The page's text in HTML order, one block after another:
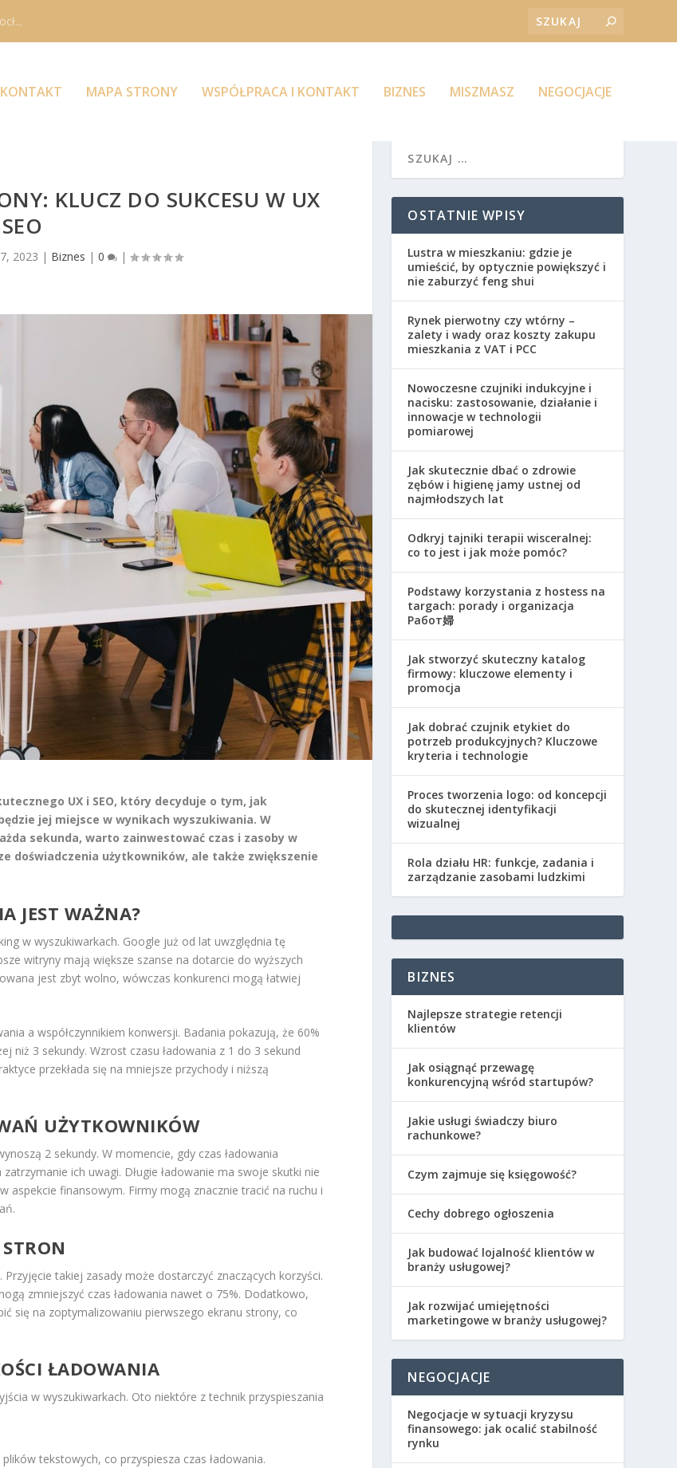
KONTAKT MAPA STRONY WSPÓŁPRACA I KONTAKT BIZNES MISZMASZ NEGOCJACJE
KLUCZ DO SUKCESU W UX
2023 | Biznes | 0 |
UX i SEO, który decyduje o tym, jak
jej miejsce w wynikach wyszukiwania. W
sekunda, warto zainwestować czas i zasoby w
doświadczenia użytkowników, ale także zwiększenie
JEST WAŻNA?
w wyszukiwarkach. Google już od lat uwzględnia tę
witryny mają większe szanse na dotarcie do wyższych
jest zbyt wolno, wówczas konkurenci mogą łatwiej
a współczynnikiem konwersji. Badania pokazują, że 60%
niż 3 sekundy. Wzrost czasu ładowania z 1 do 3 sekund
przekłada się na mniejsze przychody i niższą
UŻYTKOWNIKÓW
2 sekundy. W momencie, gdy czas ładowania
ich uwagi. Długie ładowanie ma swoje skutki nie
finansowym. Firmy mogą znacznie tracić na ruchu i
takiej zasady może dostarczyć znaczących korzyści.
zmniejszyć czas ładowania nawet o 75%. Dodatkowo,
się na zoptymalizowaniu pierwszego ekranu strony, co
ŁADOWANIA
w wyszukiwarkach. Oto niektóre z technik przyspieszania
tekstowych, co przyspiesza czas ładowania.
OSTATNIE WPISY
Lustra w mieszkaniu: gdzie je
umieścić, by optycznie powiększyć i
nie zaburzyć feng shui
Rynek pierwotny czy wtórny –
zalety i wady oraz koszty zakupu
mieszkania z VAT i PCC
Nowoczesne czujniki indukcyjne i
nacisku: zastosowanie, działanie i
innowacje w technologii
pomiarowej
Jak skutecznie dbać o zdrowie
zębów i higienę jamy ustnej od
najmłodszych lat
Odkryj tajniki terapii wisceralnej:
co to jest i jak może pomóc?
Podstawy korzystania z hostess na
targach: porady i organizacja
Работ婦
Jak stworzyć skuteczny katalog
firmowy: kluczowe elementy i
promocja
Jak dobrać czujnik etykiet do
potrzeb produkcyjnych? Kluczowe
kryteria i technologie
Proces tworzenia logo: od koncepcji
do skutecznej identyfikacji
wizualnej
Rola działu HR: funkcje, zadania i
zarządzanie zasobami ludzkimi
BIZNES
Najlepsze strategie retencji
klientów
Jak osiągnąć przewagę
konkurencyjną wśród startupów?
Jakie usługi świadczy biuro
rachunkowe?
Czym zajmuje się księgowość?
Cechy dobrego ogłoszenia
Jak budować lojalność klientów w
branży usługowej?
Jak rozwijać umiejętności
marketingowe w branży usługowej?
NEGOCJACJE
Negocjacje w sytuacji kryzysu
finansowego: jak ocalić stabilność
rynku